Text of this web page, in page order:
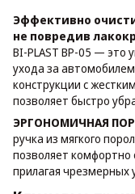
Эффективно
не повредив
BI-PLAST BP-05 — это
ухода за
конструкции с
позволяет быстро
ЭРГОНОМИЧНАЯ
ручка из мягкого
позволяет
прилагая чрезмерных